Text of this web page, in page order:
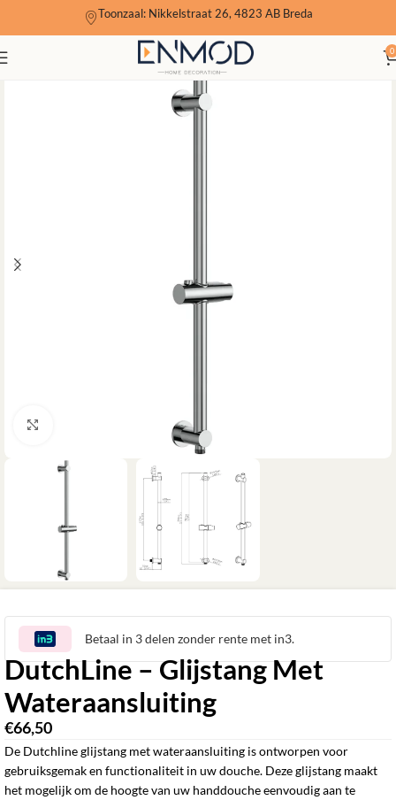
Toonzaal: Nikkelstraat 26, 4823 AB Breda
0
Betaal in 3 delen zonder rente met in3.
DutchLine – Glijstang Met
Wateraansluiting
€66,50
De Dutchline glijstang met wateraansluiting is ontworpen voor
gebruiksgemak en functionaliteit in uw douche. Deze glijstang maakt
het mogelijk om de hoogte van uw handdouche eenvoudig aan te